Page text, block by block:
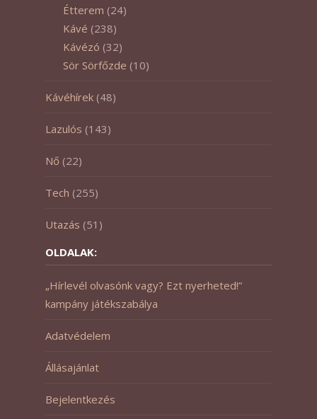
Étterem (24)
Kávé (238)
Kávézó (32)
Sör Sörfőzde (10)
Kávéhírek (48)
Lazulós (143)
Nő (22)
Tech (255)
Utazás (51)
OLDALAK:
„Hírlevél olvasónk vagy? Ezt nyerheted!”
kampány játékszabálya
Adatvédelem
Állásajánlat
Bejelentkezés